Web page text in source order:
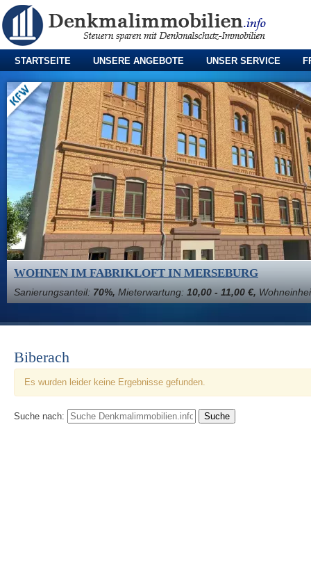
STARTSEITE UNSERE ANGEBOTE UNSER SERVICE
WOHNEN IM FABRIKLOFT IN MERSEBURG
Sanierungsanteil: 70%, Mieterwartung: 10,00 - 11,00 €,
Biberach
Es wurden leider keine Ergebnisse gefunden.
Suche nach: